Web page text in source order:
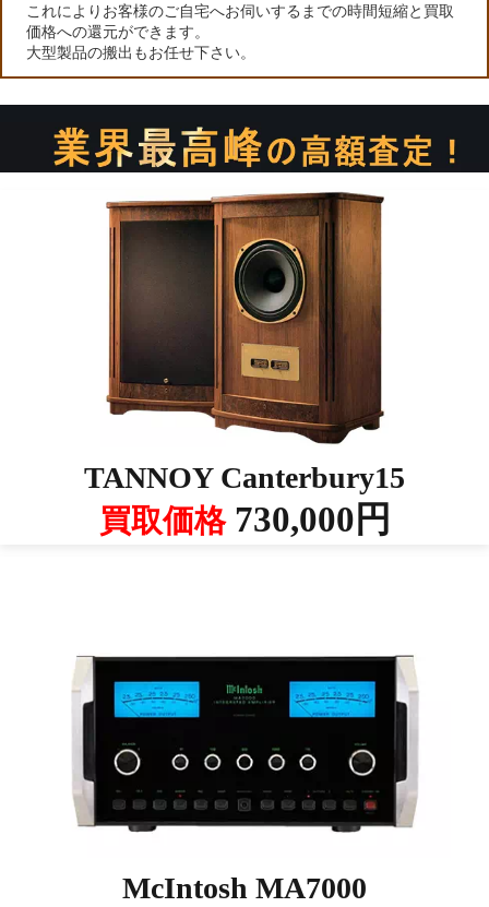
これによりお客様のご自宅へお伺いするまでの時間短縮と買取
価格への還元ができます。
大型製品の搬出もお任せ下さい。
TANNOY Canterbury15
買取価格730,000円
McIntosh MA7000